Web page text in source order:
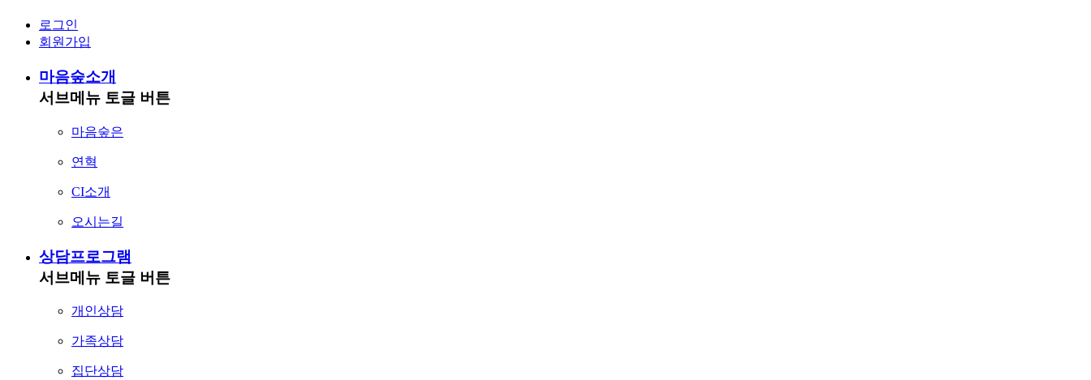
로그인
회원가입
마음숲소개
서브메뉴 토글 버튼
마음숲은
연혁
CI소개
오시는길
상담프로그램
서브메뉴 토글 버튼
개인상담
가족상담
집단상담